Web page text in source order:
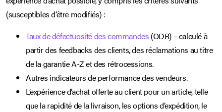
(susceptibles d’être modifiés) :
Taux de défectuosité des commandes (ODR) – calculé à
partir des feedbacks des clients, des réclamations au titre
de la garantie A-Z et des rétrocessions.
Autres indicateurs de performance des vendeurs.
L’expérience d’achat offerte au client pour un article, telle
que la rapidité de la livraison, les options d’expédition, le